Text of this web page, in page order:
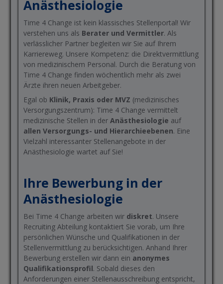
Anästhesiologie
Time 4 Change ist kein klassisches Stellenportal! Wir
verstehen uns als Berater und Vermittler. Als
verlässlicher Partner begleiten wir Sie auf Ihrem
Karriereweg. Unsere Kompetenz: die Direktvermittlung
von medizinischem Personal. Durch die Beratung von
Time 4 Change finden wöchentlich mehr als zwei
Ärzte ihren neuen Arbeitgeber.
Egal ob Klinik, Praxis oder MVZ (medizinisches
Versorgungszentrum): Time 4 Change vermittelt
medizinische Stellen in derAnästhesiologie auf
allen Versorgungs- und Hierarchieebenen. Eine
Vielzahl interessanter Stellenangebote in der
Anästhesiologie wartet auf Sie!
Ihre Bewerbung in der
Anästhesiologie
Bei Time 4 Change arbeiten wir diskret. Unsere
Recruiting Abteilung kontaktiert Sie vorab, um Ihre
persönlichen Wünsche und Qualifikationen in der
Stellenvermittlung zu berücksichtigen. Anhand Ihrer
Bewerbung erstellen wir dann ein anonymes
Qualifikationsprofil. Sobald dieses den
Anforderungen einer Stellenausschreibung entspricht,